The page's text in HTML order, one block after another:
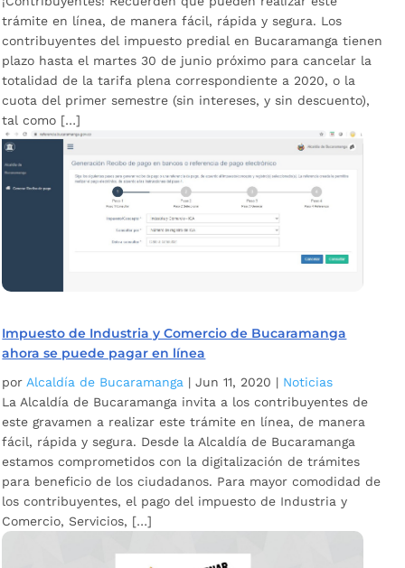
trámite en línea, de manera fácil, rápida y segura. Los
contribuyentes del impuesto predial en Bucaramanga tienen
plazo hasta el martes 30 de junio próximo para cancelar la
totalidad de la tarifa plena correspondiente a 2020, o la
cuota del primer semestre (sin intereses, y sin descuento),
tal como […]
Impuesto de Industria y Comercio de Bucaramanga
ahora se puede pagar en línea
porAlcaldía de Bucaramanga |Jun 11, 2020 | Noticias
La Alcaldía de Bucaramanga invita a los contribuyentes de
este gravamen a realizar este trámite en línea, de manera
fácil, rápida y segura. Desde la Alcaldía de Bucaramanga
estamos comprometidos con la digitalización de trámites
para beneficio de los ciudadanos. Para mayor comodidad de
los contribuyentes, el pago del impuesto de Industria y
Comercio, Servicios, […]